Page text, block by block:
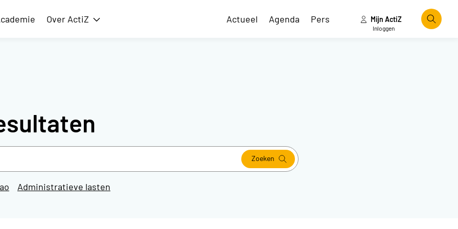
Over ActiZ Toon submenu voor Over ActiZ Actueel Agenda Pers Mijn ActiZ
Inloggen
Zoeken
Administratieve lasten